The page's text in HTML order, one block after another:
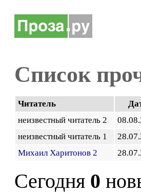
Список
Читатель
неизвестный читатель 2
неизвестный читатель 1
Михаил Харитонов 2
Сегодня 0